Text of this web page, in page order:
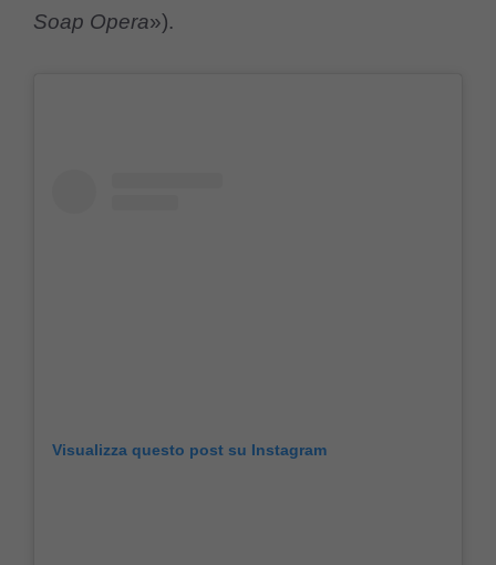
Soap Opera»).
Visualizza questo post su Instagram